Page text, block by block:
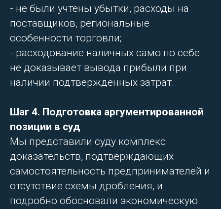
- не были учтены убытки, расходы на
поставщиков, региональные
особенности торговли;
- расходование наличных само по себе
не доказывает вывода прибыли при
наличии подтвержденных затрат.
Шаг 4. Подготовка аргументированной
позиции в суд
Мы представили суду комплекс
доказательств, подтверждающих
самостоятельность предпринимателей и
отсутствие схемы дробления, и
подробно обосновали экономическую